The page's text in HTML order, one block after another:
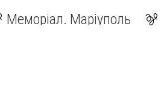
Меморіал. Маріуполь